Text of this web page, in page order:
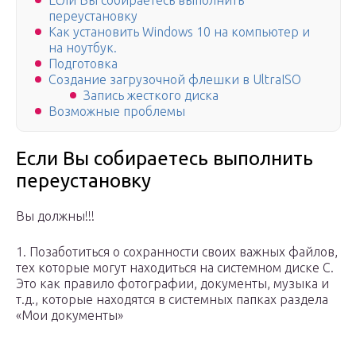
переустановку
Как установить Windows 10 на компьютер и
на ноутбук.
Подготовка
Создание загрузочной флешки в UltraISO
Запись жесткого диска
Возможные проблемы
Если Вы собираетесь выполнить
переустановку
Вы должны!!!
1. Позаботиться о сохранности своих важных файлов,
тех которые могут находиться на системном диске С.
Это как правило фотографии, документы, музыка и
т.д., которые находятся в системных папках раздела
«Мои документы»